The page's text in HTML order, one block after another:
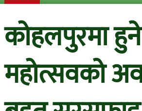
कोहलपुरमा हुने
महोत्सवको